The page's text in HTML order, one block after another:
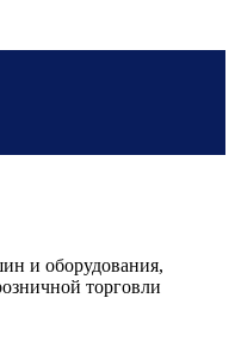
и оборудования,
торговли